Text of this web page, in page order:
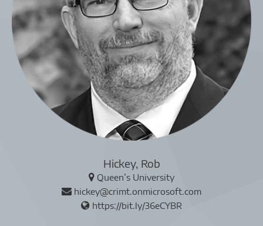
Hickey, Rob
Queen’s University
hickey@crimt.onmicrosoft.com
https://bit.ly/36eCYBR